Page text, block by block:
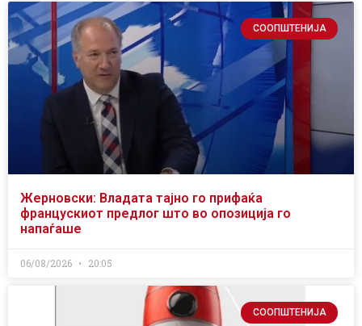
СООПШТЕНИЈА
Жерновски: Владата тајно го прифаќа
францускиот предлог што во опозиција го
напаѓаше
06/08/2026 20:05
СООПШТЕНИЈА